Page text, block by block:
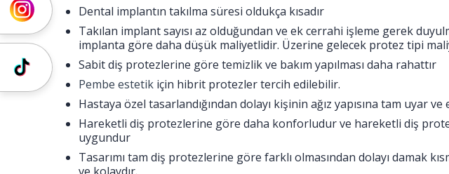
Instagram
Tiktok
Dental implantın takılma süresi oldukça kısadır
Takılan implant sayısı az olduğundan ve ek cerrahi işleme gerek
implanta göre daha düşük maliyetlidir. Üzerine gelecek protez tipi
Sabit diş protezlerine göre temizlik ve bakım yapılması daha rahattır
Pembe estetik için hibrit protezler tercih edilebilir.
Hastaya özel tasarlandığından dolayı kişinin ağız yapısına tam uyar
Hareketli diş protezlerine göre daha konforludur ve hareketli diş
uygundur
Tasarımı tam diş protezlerine göre farklı olmasından dolayı damak